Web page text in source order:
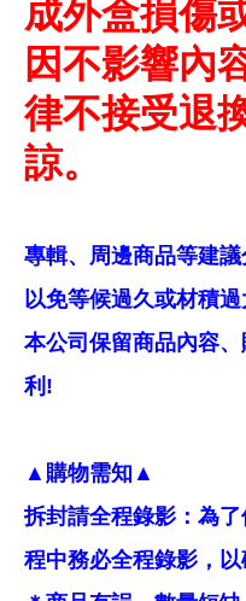
成外盒損傷
因不影響內
律不接受退
諒。
專輯、周邊商品等建
以免等候過久或材積
本公司保留商品內容
利!
▲購物需知▲
拆封請全程錄影：為
程中務必全程錄影，以